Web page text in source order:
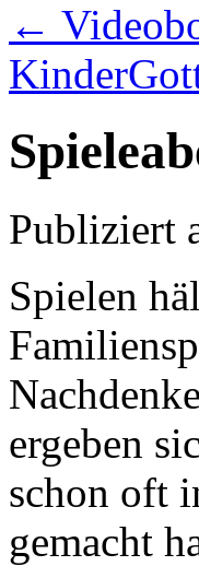
←
Publiziert
Spielen
ergeben
schon oft
gemacht